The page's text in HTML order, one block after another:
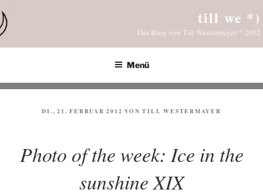
Inhalt
springen
till we *)
Das Blog von Till Westermayer * 2002
Menü
VERÖFFENTLICHT
DI., 21. FEBRUAR 2012 VONTILL WESTERMAYER
Photo of the week: Ice in the
sunshine XIX